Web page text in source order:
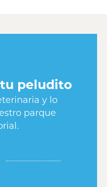
peludito
y lo
parque